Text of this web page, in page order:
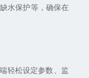
水保护等，确保在
轻松设定参数、监